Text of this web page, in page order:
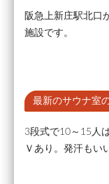
阪急上新庄駅北口
施設です。
最新のサウナ室
3段式で10～15人
Ｖあり。発汗もい